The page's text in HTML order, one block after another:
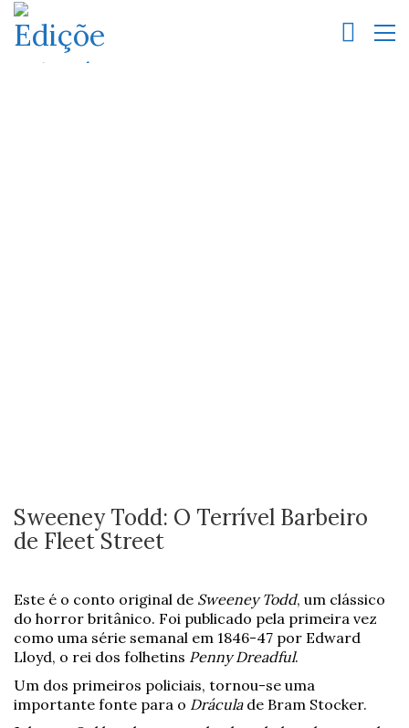
Sweeney Todd: O Terrível Barbeiro
de Fleet Street
Este é o conto original de Sweeney Todd, um clássico
do horror britânico. Foi publicado pela primeira vez
como uma série semanal em 1846-47 por Edward
Lloyd, o rei dos folhetins Penny Dreadful.
Um dos primeiros policiais, tornou-se uma
importante fonte para o Dráculade Bram Stocker.